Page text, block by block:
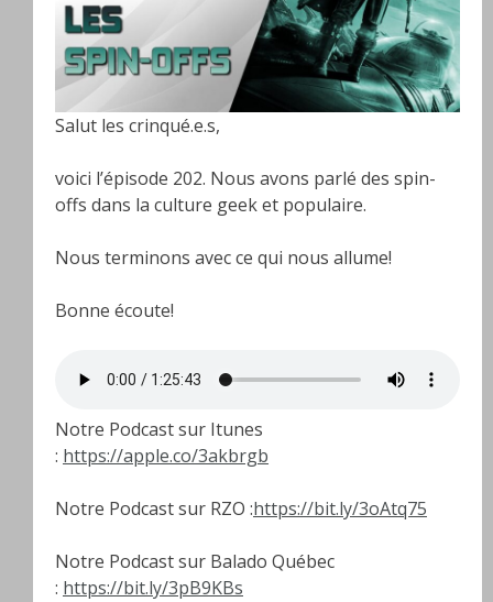
Salut les crinqué.e.s,
voici l’épisode 202. Nous avons parlé des spin-
offs dans la culture geek et populaire.
Nous terminons avec ce qui nous allume!
Bonne écoute!
Notre Podcast sur Itunes
: https://apple.co/3akbrgb
Notre Podcast sur RZO :https://bit.ly/3oAtq75
Notre Podcast sur Balado Québec
: https://bit.ly/3pB9KBs